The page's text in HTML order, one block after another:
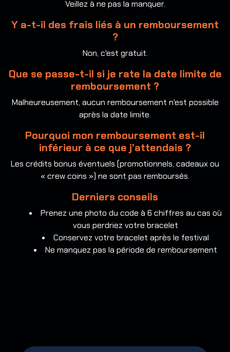
Veillez à ne pas la manquer.
Y a-t-il des frais liés à un remboursement
?
Non, c'est gratuit.
Que se passe-t-il si je rate la date limite de
remboursement ?
Malheureusement, aucun remboursement n'est possible
après la date limite.
Pourquoi mon remboursement est-il
inférieur à ce que j'attendais ?
Les crédits bonus éventuels (promotionnels, cadeaux ou
« crew coins ») ne sont pas remboursés.
Derniers conseils
Prenez une photo du code à 6 chiffres au cas où
vous perdriez votre bracelet
Conservez votre bracelet après le festival
Ne manquez pas la période de remboursement